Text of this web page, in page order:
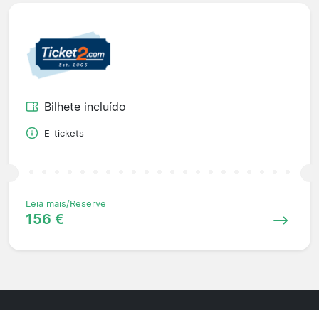
Bilhete incluído
E-tickets
Leia mais/Reserve
156 €